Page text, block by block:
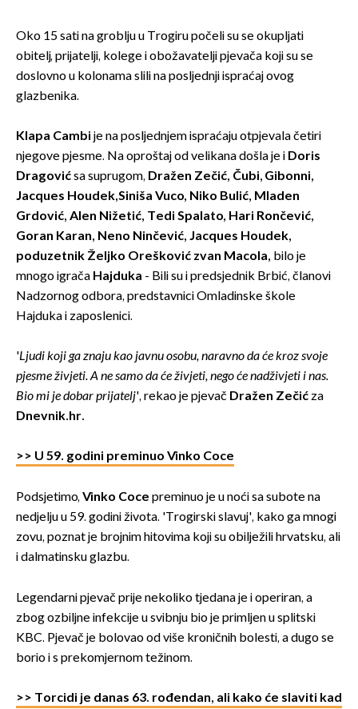
Oko 15 sati na groblju u Trogiru počeli su se okupljati
obitelj, prijatelji, kolege i obožavatelji pjevača koji su se
doslovno u kolonama slili na posljednji ispraćaj ovog
glazbenika.
Klapa Cambi je na posljednjem ispraćaju otpjevala četiri
njegove pjesme. Na oproštaj od velikana došla je i Doris
Dragovićsa suprugom, Dražen Zečić, Čubi, Gibonni,
Jacques Houdek,Siniša Vuco, Niko Bulić, Mladen
Grdović, Alen Nižetić, Tedi Spalato, Hari Rončević,
Goran Karan, Neno Ninčević, Jacques Houdek,
poduzetnik Željko Orešković zvan Macola, bilo je
mnogo igrača Hajduka - Bili su i predsjednik Brbić, članovi
Nadzornog odbora, predstavnici Omladinske škole
Hajduka i zaposlenici.
'Ljudi koji ga znaju kao javnu osobu, naravno da će kroz svoje
pjesme živjeti. A ne samo da će živjeti, nego će nadživjeti i nas.
Bio mi je dobar prijatelj', rekao je pjevač Dražen Zečićza
Dnevnik.hr.
>> U 59. godini preminuo Vinko Coce
Podsjetimo,Vinko Coce preminuo je u noći sa subote na
nedjelju u 59. godini života. 'Trogirski slavuj', kako ga mnogi
zovu, poznat je brojnim hitovima koji su obilježili hrvatsku, ali
i dalmatinsku glazbu.
Legendarni pjevač prije nekoliko tjedana je i operiran, a
zbog ozbiljne infekcije u svibnju bio je primljen u splitski
KBC. Pjevač je bolovao od više kroničnih bolesti, a dugo se
borio i s prekomjernom težinom.
>> Torcidi je danas 63. rođendan, ali kako će slaviti kad